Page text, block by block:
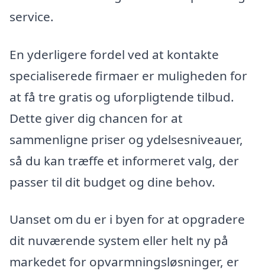
service.
En yderligere fordel ved at kontakte
specialiserede firmaer er muligheden for
at få tre gratis og uforpligtende tilbud.
Dette giver dig chancen for at
sammenligne priser og ydelsesniveauer,
så du kan træffe et informeret valg, der
passer til dit budget og dine behov.
Uanset om du er i byen for at opgradere
dit nuværende system eller helt ny på
markedet for opvarmningsløsninger, er